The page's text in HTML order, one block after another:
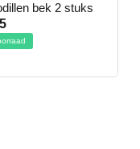
bek 2 stuks